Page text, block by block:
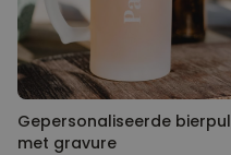
Gepersonaliseerde bierpul
met gravure